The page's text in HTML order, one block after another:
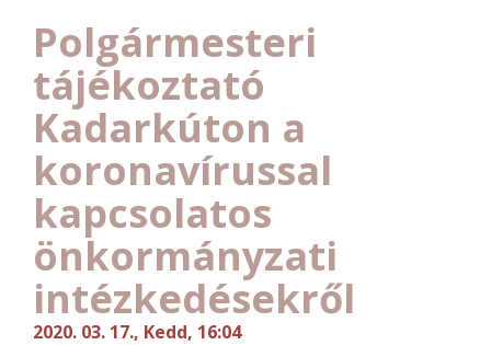
Polgármesteri
tájékoztató
Kadarkúton a
koronavírussal
kapcsolatos
önkormányzati
intézkedésekről
2020. 03. 17., Kedd, 16:04